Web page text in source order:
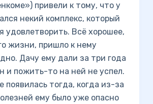
привели к тому, что у
некий комплекс, который
удовлетворить. Всё хорошее,
жизни, пришло к нему
Дачу ему дали за три года
и пожить-то на ней не успел.
тогда, когда из-за
ему было уже опасно